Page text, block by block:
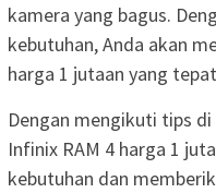
kamera yang bagus.
kebutuhan, Anda akan
harga 1 jutaan yang
Dengan mengikuti tips
Infinix RAM 4 harga 1
kebutuhan dan